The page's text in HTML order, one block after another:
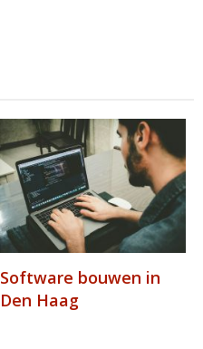
Software bouwen in
Den Haag